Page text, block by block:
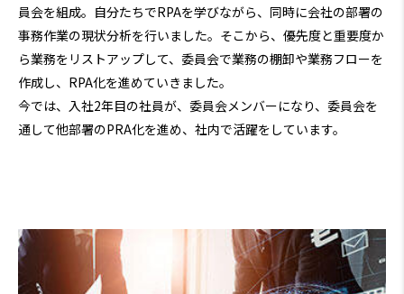
員会を組成。自分たちでRPAを学びながら、同時に会社の部署の
事務作業の現状分析を行いました。そこから、優先度と重要度か
ら業務をリストアップして、委員会で業務の棚卸や業務フローを
作成し、RPA化を進めていきました。
今では、入社2年目の社員が、委員会メンバーになり、委員会を
通して他部署のPRA化を進め、社内で活躍をしています。